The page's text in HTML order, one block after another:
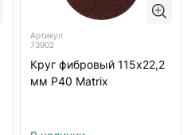
Артикул
73902
Круг фибровый 115х22,2
мм Р40 Matrix